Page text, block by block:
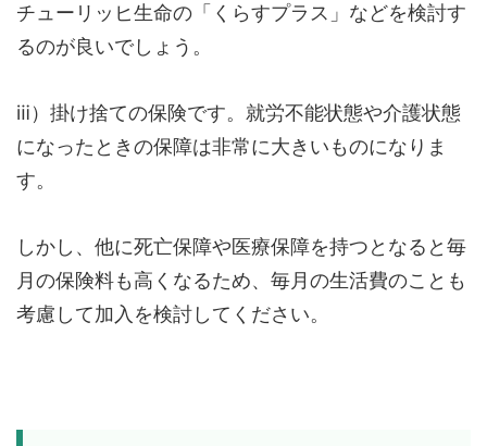
チューリッヒ生命の「くらすプラス」などを検討す
るのが良いでしょう。
ⅲ）掛け捨ての保険です。就労不能状態や介護状態
になったときの保障は非常に大きいものになりま
す。
しかし、他に死亡保障や医療保障を持つとなると毎
月の保険料も高くなるため、毎月の生活費のことも
考慮して加入を検討してください。